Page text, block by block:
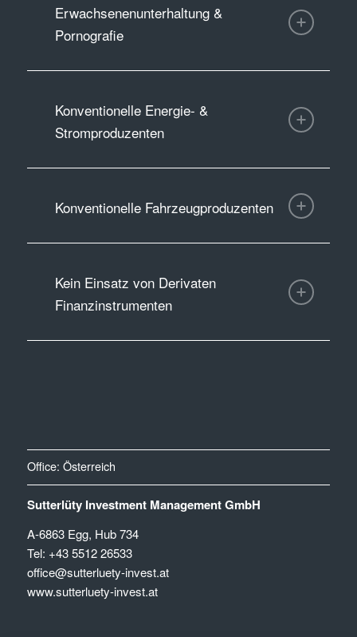
Erwachsenenunterhaltung &
Pornografie
Konventionelle Energie- &
Stromproduzenten
Konventionelle Fahrzeugproduzenten
Kein Einsatz von Derivaten
Finanzinstrumenten
Office: Österreich
Sutterlüty Investment Management GmbH
A-6863 Egg, Hub 734
Tel: +43 5512 26533
office@sutterluety-invest.at
www.sutterluety-invest.at